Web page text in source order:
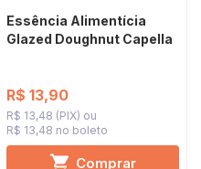
Essência Alimentícia
Glazed Doughnut Capella
R$ 13,90
R$ 13,48 (PIX)
R$ 13,48 no boleto
Comprar